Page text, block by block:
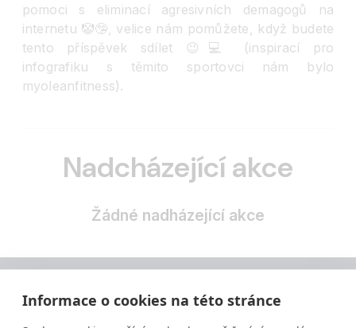
Informace o cookies na této stránce
pomoci s eliminací agresivních demagogů na
internetu 🤡🤥 , velice nám pomůžete, když budete
tento příspěvek sdílet
😉 💻
(inspirací pro
infografiku s těmito sportovci nám bylo
myoleanfitness).
Nadcházející akce
Žádné nadházející akce